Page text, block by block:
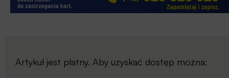
Artykuł jest płatny. Aby uzyskać dostęp można: